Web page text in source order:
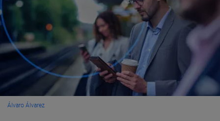
Álvaro Álvarez